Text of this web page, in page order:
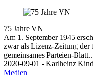
75 Jahre VN
Am 1. September 1945
zwar als Lizenz-Zeitung der
gemeinsames Parteien-
2020-09-01 - Karlheinz
Medien